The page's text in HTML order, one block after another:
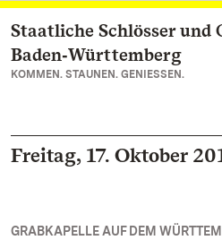
Zum Hauptinhalt springen
Staatliche Schlösser und
Baden‑Württemberg
KOMMEN. STAUNEN. GENIESSEN.
Freitag, 17. Oktober
GRABKAPELLE AUF DEM